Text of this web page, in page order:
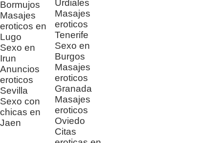
Bormujos
Masajes
eroticos en
Lugo
Sexo en
Irun
Anuncios
eroticos
Sevilla
Sexo con
chicas en
Jaen
Urdiales
Masajes
eroticos
Tenerife
Sexo en
Burgos
Masajes
eroticos
Granada
Masajes
eroticos
Oviedo
Citas